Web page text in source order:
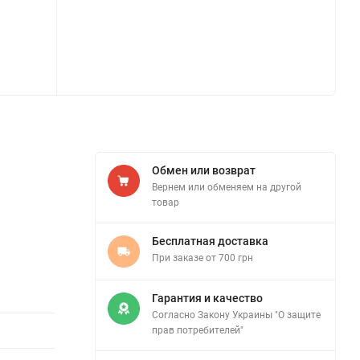
Обмен или возврат
Вернем или обменяем на другой
товар
Бесплатная доставка
При заказе от 700 грн
Гарантия и качество
Согласно Закону Украины "О защите
прав потребителей"